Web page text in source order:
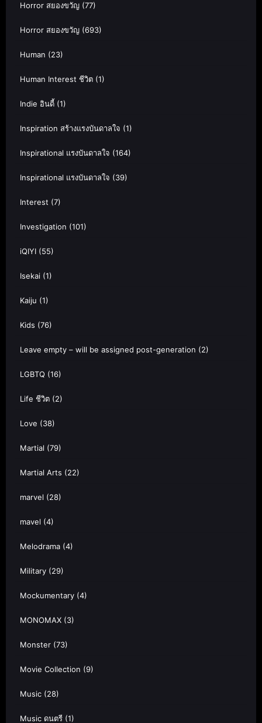
Horror สยองขวัญ (77)
Horror สยองขวัญ (693)
Human (23)
Human Interest ชีวิต (1)
Indie อินดี้ (1)
Inspiration สร้างแรงบันดาลใจ (1)
Inspirational แรงบันดาลใจ (164)
Inspirational แรงบันดาลใจ (39)
Interest (7)
Investigation (101)
iQIYI (55)
Isekai (1)
Kaiju (1)
Kids (76)
Leave empty – will be assigned post-generation (2)
LGBTQ (16)
Life ชีวิต (2)
Love (38)
Martial (79)
Martial Arts (22)
marvel (28)
mavel (4)
Melodrama (4)
Military (29)
Mockumentary (4)
MONOMAX (3)
Monster (73)
Movie Collection (9)
Music (28)
Music ดนตรี (1)